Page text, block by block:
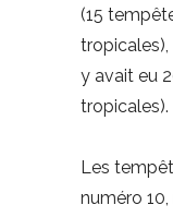
(15
tropicales),
y avait eu
tropicales).
Les
numéro 10,